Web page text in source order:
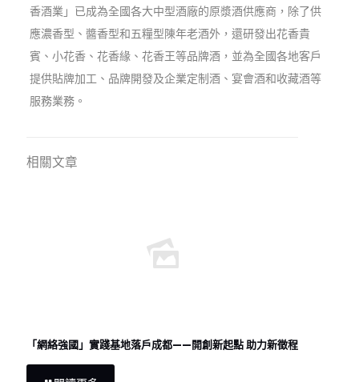
香酒業」已成為全國各大中型酒廠的原漿酒供應商，除了供
應濃香型、醬香型和五糧型陳年老酒外，還研發出花香貴
賓、小花香、花香緣、花香王等品牌酒，並為全國各地客戶
提供貼牌加工、品牌開發及企業定制酒、宴會酒和收藏酒等
服務業務。
相關文章
「網絡強國」實踐基地落戶成都——開創新起點 助力新徵程